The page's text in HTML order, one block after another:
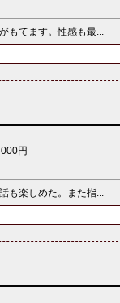
もてます。性感も最...
円
も楽しめた。また指...